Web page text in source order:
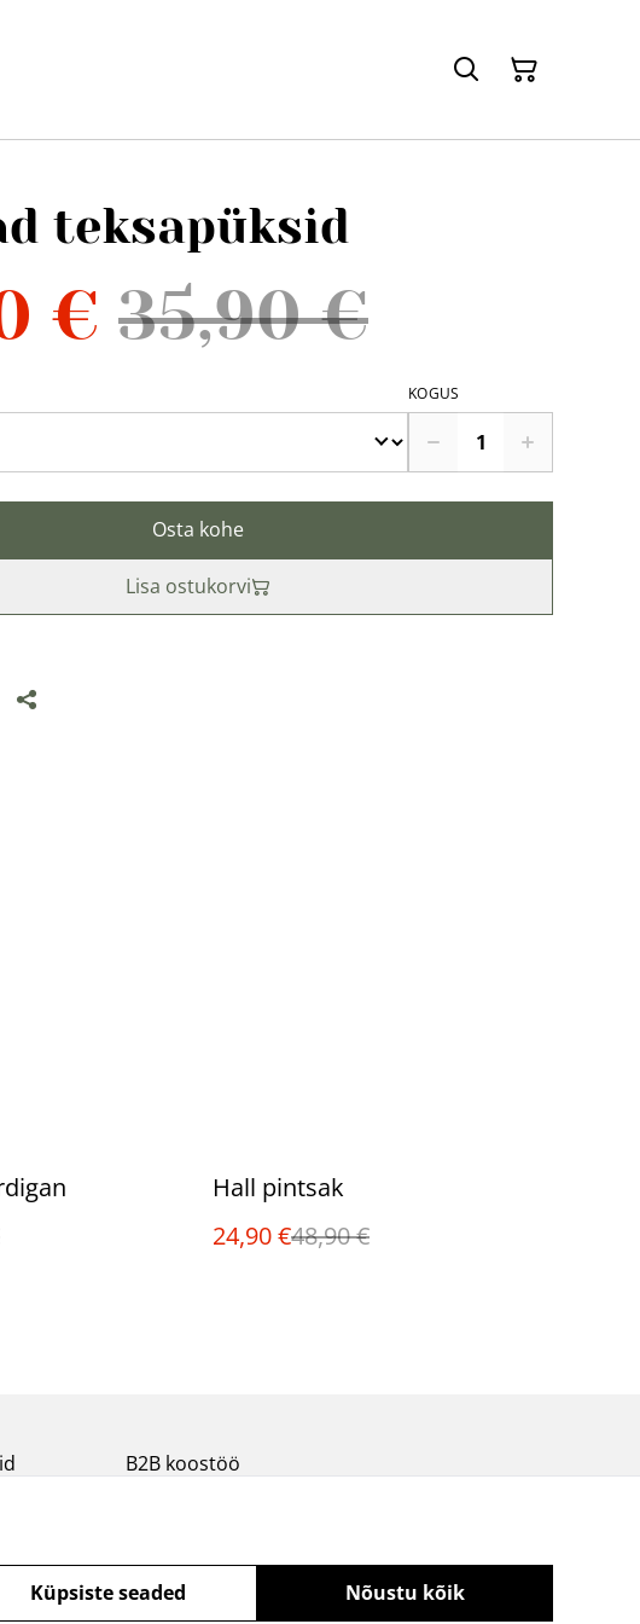
teksapüksid
€ 35,90 €
KOGUS
Osta kohe
Lisa ostukorvi
%
Hall pintsak
24,90 €48,90 €
B2B koostöö
Nõustu kõik
Küpsiste seaded